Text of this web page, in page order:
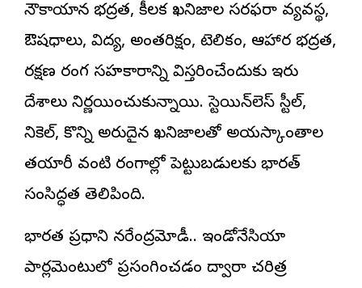
నౌకాయాన భద్రత, కీలక ఖనిజాల సరఫరా వ్యవస్థ,
ఔషధాలు, విద్య, అంతరిక్షం, టెలికం, ఆహార భద్రత,
రక్షణ రంగ సహకారాన్ని విస్తరించేందుకు ఇరు
దేశాలు నిర్ణయించుకున్నాయి. స్టెయిన్‌లెస్‌ స్టీల్,
నికెల్, కొన్ని అరుదైన ఖనిజాలతో అయస్కాంతాల
తయారీ వంటి రంగాల్లో పెట్టుబడులకు భారత్‌
సంసిద్ధత తెలిపింది.
భారత ప్రధాని నరేంద్రమోడీ.. ఇండోనేసియా
పార్లమెంటులో ప్రసంగించడం ద్వారా చరిత్ర